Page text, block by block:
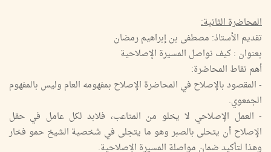
المحاضرة الثانية:
تقديم الأستاذ: مصطفى بن إبراهيم رمضان
بعنوان : كيف نواصل المسيرة الإصلاحية
أهم نقاط المحاضرة:
- المقصود بالإصلاح في المحاضرة الإصلاح بمفهومه العام وليس بالمفهوم
الجمعوي.
- العمل الإصلاحي لا يخلو من المتاعب، فلابد لكل عامل في حقل
الإصلاح أن يتحلى بالصبر وهو ما يتجلى في شخصية الشيخ حمو فخار
وهذا لتأكيد ضمان مواصلة المسيرة الإصلاحية.